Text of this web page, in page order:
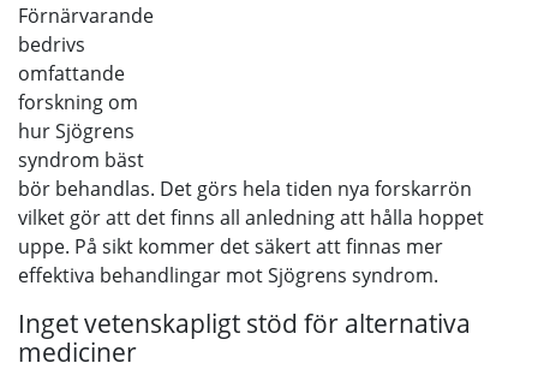
Förnärvarande
bedrivs
omfattande
forskning om
hur Sjögrens
syndrom bäst
bör behandlas. Det görs hela tiden nya forskarrön
vilket gör att det finns all anledning att hålla hoppet
uppe. På sikt kommer det säkert att finnas mer
effektiva behandlingar mot Sjögrens syndrom.
Inget vetenskapligt stöd för alternativa
mediciner